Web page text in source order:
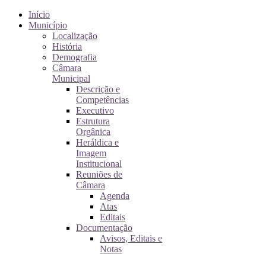
Início
Município
Localização
História
Demografia
Câmara
Municipal
Descrição e
Competências
Executivo
Estrutura
Orgânica
Heráldica e
Imagem
Institucional
Reuniões de
Câmara
Agenda
Atas
Editais
Documentação
Avisos, Editais e
Notas